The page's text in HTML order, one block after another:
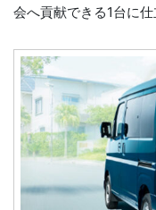
会へ貢献できる1台に仕